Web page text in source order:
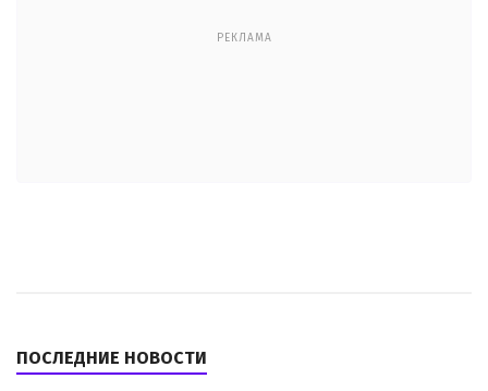
РЕКЛАМА
ПОСЛЕДНИЕ НОВОСТИ